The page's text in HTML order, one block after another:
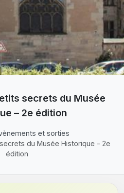
secrets du Musée
– 2e édition
et sorties
du Musée Historique – 2e
édition